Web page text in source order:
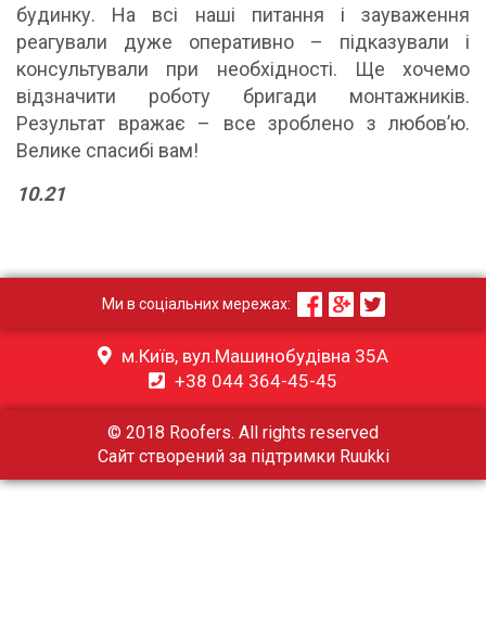
будинку. На всі наші питання і зауваження
реагували дуже оперативно – підказували і
консультували при необхідності. Ще хочемо
відзначити роботу бригади монтажників.
Результат вражає – все зроблено з любов’ю.
Велике спасибі вам!
10.21
Ми в соціальних мережах:
м.Київ, вул.Машинобудівна 35А
+38 044 364-45-45
© 2018 Roofers. All rights reserved
Сайт створений за підтримки Ruukki